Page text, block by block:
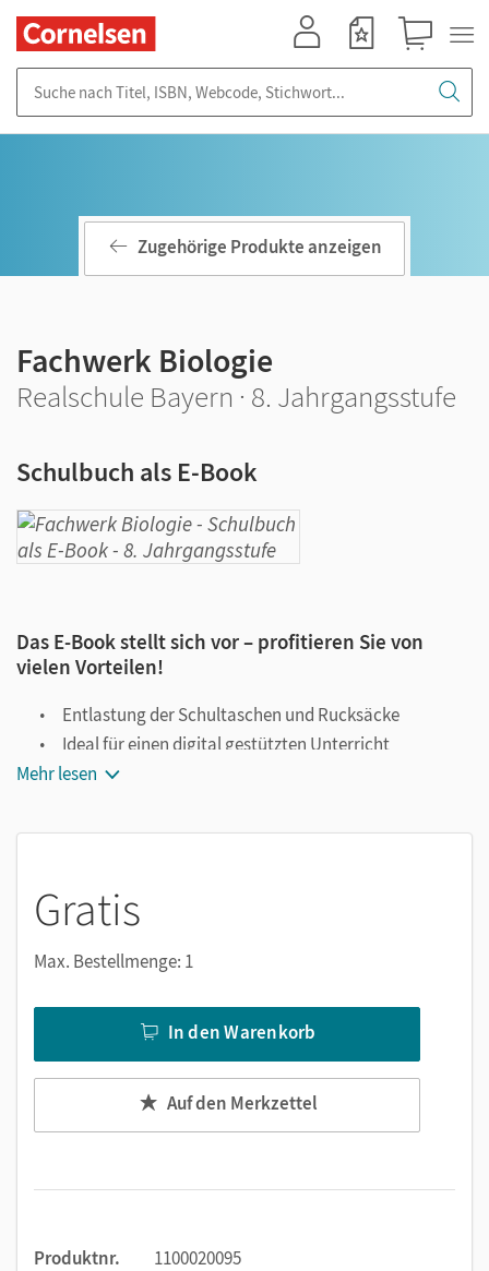
Zugehörige Produkte anzeigen
Fachwerk Biologie
Realschule Bayern · 8. Jahrgangsstufe
Schulbuch als E-Book
Das E-Book stellt sich vor – profitieren Sie von
vielen Vorteilen!
Entlastung der Schultaschen und Rucksäcke
Ideal für einen digital gestützten Unterricht
Notiz- und Markierungsmöglichkeit
Notizen erstellen
Markierungen setzen
Suchen im Text
Zoomen
Mehr lesen
Gratis
Max. Bestellmenge: 1
In den Warenkorb
Auf den Merkzettel
Produktnr.
1100020095